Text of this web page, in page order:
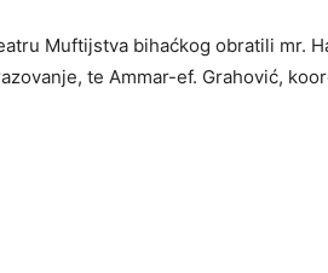
Muftijstva bihaćkog obratili mr.
te Ammar-ef. Grahović,